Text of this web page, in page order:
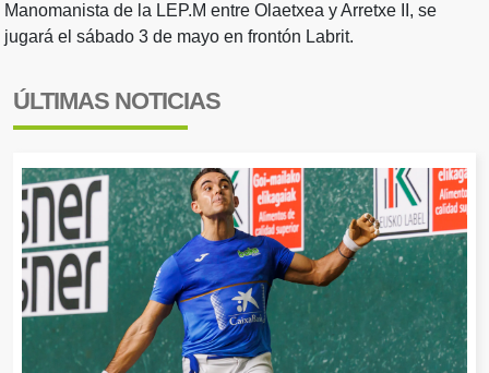
Manomanista de la LEP.M entre Olaetxea y Arretxe II, se
jugará el sábado 3 de mayo en frontón Labrit.
ÚLTIMAS NOTICIAS